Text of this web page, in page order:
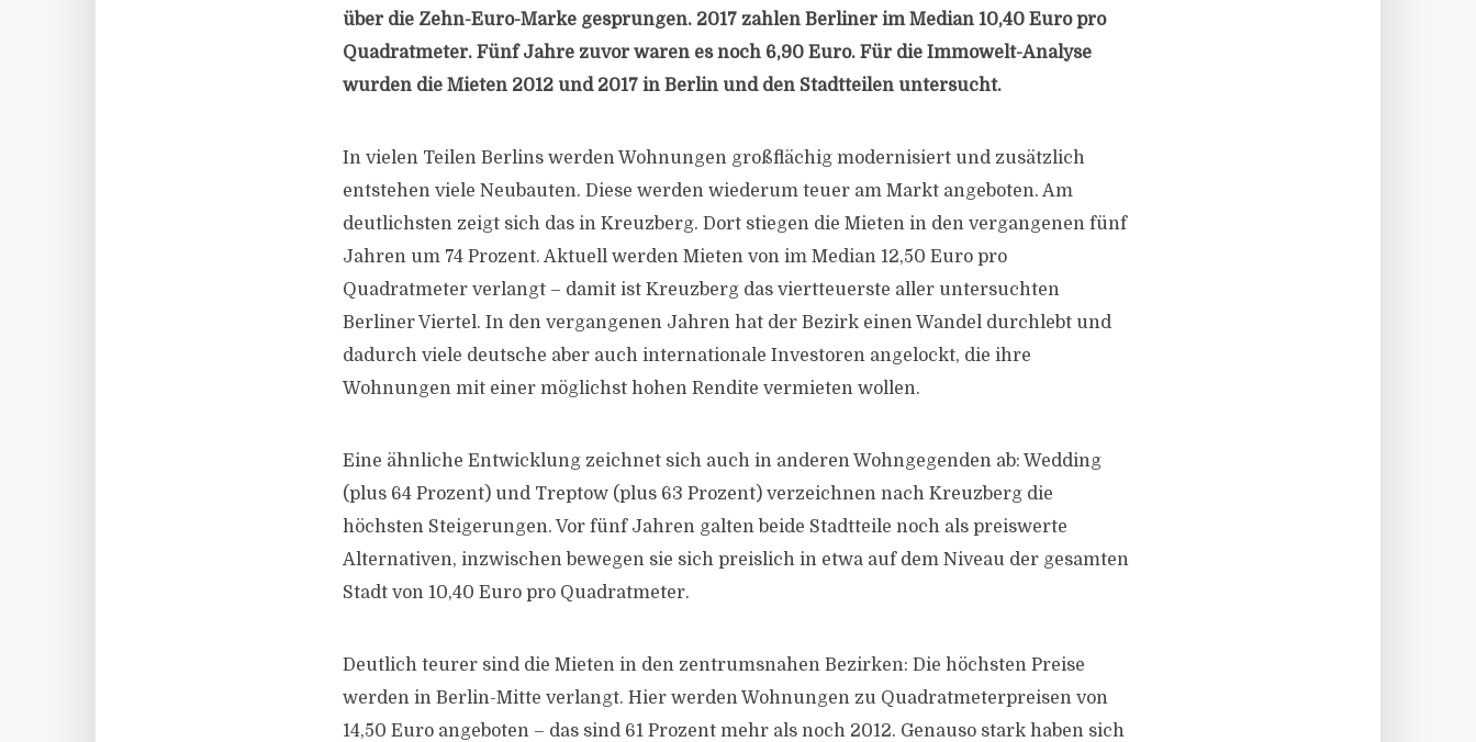
über die Zehn-Euro-Marke gesprungen. 2017 zahlen Berliner im Median 10,40 Euro pro
Quadratmeter. Fünf Jahre zuvor waren es noch 6,90 Euro. Für die Immowelt-Analyse
wurden die Mieten 2012 und 2017 in Berlin und den Stadtteilen untersucht.
In vielen Teilen Berlins werden Wohnungen großflächig modernisiert und zusätzlich
entstehen viele Neubauten. Diese werden wiederum teuer am Markt angeboten. Am
deutlichsten zeigt sich das in Kreuzberg. Dort stiegen die Mieten in den vergangenen fünf
Jahren um 74 Prozent. Aktuell werden Mieten von im Median 12,50 Euro pro
Quadratmeter verlangt – damit ist Kreuzberg das viertteuerste aller untersuchten
Berliner Viertel. In den vergangenen Jahren hat der Bezirk einen Wandel durchlebt und
dadurch viele deutsche aber auch internationale Investoren angelockt, die ihre
Wohnungen mit einer möglichst hohen Rendite vermieten wollen.
Eine ähnliche Entwicklung zeichnet sich auch in anderen Wohngegenden ab: Wedding
(plus 64 Prozent) und Treptow (plus 63 Prozent) verzeichnen nach Kreuzberg die
höchsten Steigerungen. Vor fünf Jahren galten beide Stadtteile noch als preiswerte
Alternativen, inzwischen bewegen sie sich preislich in etwa auf dem Niveau der gesamten
Stadt von 10,40 Euro pro Quadratmeter.
Deutlich teurer sind die Mieten in den zentrumsnahen Bezirken: Die höchsten Preise
werden in Berlin-Mitte verlangt. Hier werden Wohnungen zu Quadratmeterpreisen von
14,50 Euro angeboten – das sind 61 Prozent mehr als noch 2012. Genauso stark haben sich